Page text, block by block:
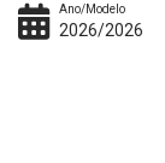
Ano/Modelo
2026/2026